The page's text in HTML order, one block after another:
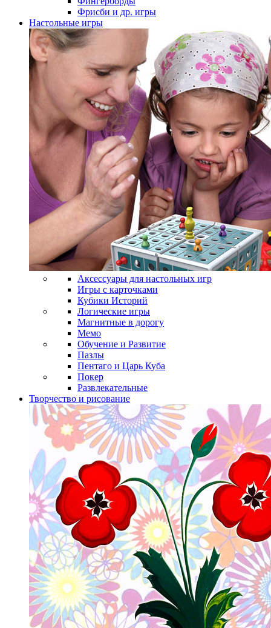
Фрисби и др. игры
Настольные игры
Аксессуары для настольных игр
Игры с карточками
Кубики Историй
Логические игры
Магнитные в дорогу
Мемо
Обучение и Развитие
Пазлы
Пентаго и Царь Куба
Покер
Развлекательные
Творчество и рисование